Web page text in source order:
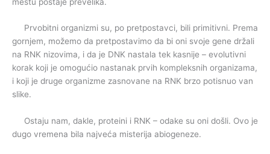
Prvobitni organizmi su, po pretpostavci, bili primitivni. Prema
gornjem, možemo da pretpostavimo da bi oni svoje gene držali
na RNK nizovima, i da je DNK nastala tek kasnije – evolutivni
korak koji je omogućio nastanak prvih kompleksnih organizama,
i koji je druge organizme zasnovane na RNK brzo potisnuo van
slike.
Ostaju nam, dakle, proteini i RNK – odake su oni došli. Ovo je
dugo vremena bila najveća misterija abiogeneze.